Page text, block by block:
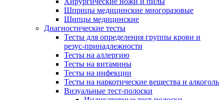
Шприцы медицинские многоразовые
Щипцы медицинские
Диагностические тесты
Тесты для определения группы крови и
резус-принадлежности
Тесты на аллергию
Тесты на витамины
Тесты на инфекции
Тесты на наркотические вещества и алкоголь
Визуальные тест-полоски